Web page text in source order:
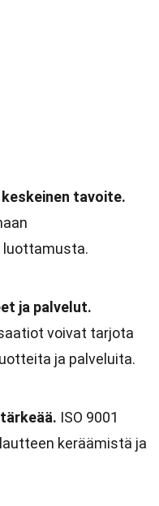
tavoite.
ja palvelut.
voivat tarjota
ja palveluita.
ISO 9001
keräämistä ja